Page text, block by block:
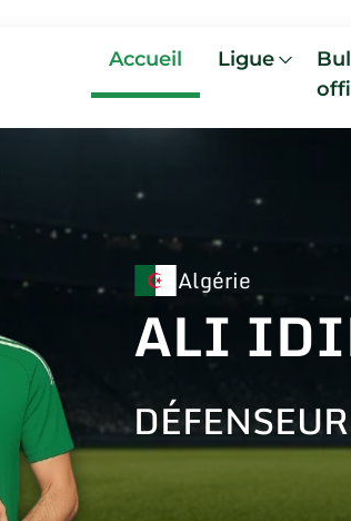
Accueil Ligue
Algérie
ALI
DÉFENSEUR